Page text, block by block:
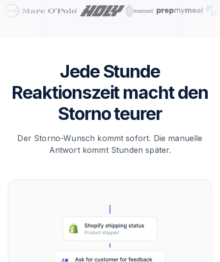
Jede Stunde
Reaktionszeit macht den
Storno teurer
Der Storno-Wunsch kommt sofort. Die manuelle
Antwort kommt Stunden später.